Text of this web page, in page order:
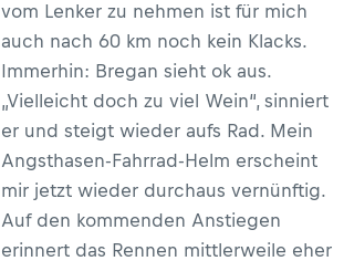
vom Lenker zu nehmen ist für mich
auch nach 60 km noch kein Klacks.
Immerhin: Bregan sieht ok aus.
„Vielleicht doch zu viel Wein“, sinniert
er und steigt wieder aufs Rad. Mein
Angsthasen-Fahrrad-Helm erscheint
mir jetzt wieder durchaus vernünftig.
Auf den kommenden Anstiegen
erinnert das Rennen mittlerweile eher